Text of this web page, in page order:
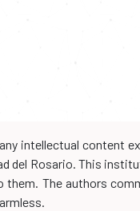
intellectual content
del Rosario. This
them. The authors